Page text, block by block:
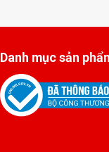
Danh mục sản